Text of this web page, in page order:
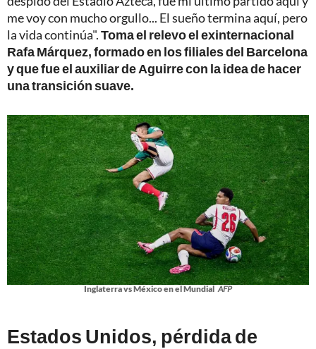
me voy con mucho orgullo... El sueño termina aquí, pero
la vida continúa".Toma el relevo el exinternacional
Rafa Márquez, formado en los filiales del Barcelona
y que fue el auxiliar de Aguirre con la idea de hacer
una transición suave.
Inglaterra vs México en el Mundial AFP
Estados Unidos, pérdida de